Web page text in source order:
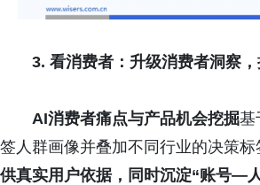
3. 看消费者：升级消费者洞察
AI消费者痛点与产品机会挖掘基
签人群画像并叠加不同行业的决策
供真实用户依据，同时沉淀“账号—